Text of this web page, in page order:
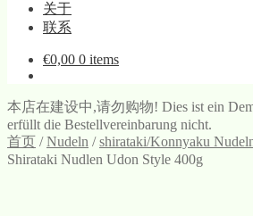
关于
联系
€0,00 0 items
本店在建设中,请勿购物! Dies ist ein
erfüllt die Bestellvereinbarung nicht.
首页 /Nudeln /shirataki/Konnyaku
Shirataki Nudlen Udon Style 400g